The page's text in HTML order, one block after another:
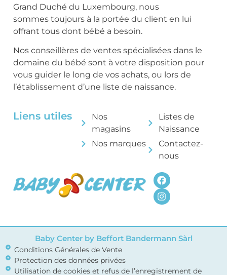
Grand Duché du Luxembourg, nous
sommes toujours à la portée du client en lui
offrant tous dont bébé a besoin.
Nos conseillères de ventes spécialisées dans le
domaine du bébé sont à votre disposition pour
vous guider le long de vos achats, ou lors de
l’établissement d’une liste de naissance.
Liens utiles
Nos
magasins
Nos marques
Listes de
Naissance
Contactez-
nous
Baby Center by Beffort Bandermann Sàrl
Conditions Générales de Vente
Protection des données privées
Utilisation de cookies et refus de l’enregistrement de